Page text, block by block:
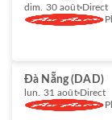
dim. 30 août Direct
Đà Nẵng (DAD)
lun. 31 août Direct